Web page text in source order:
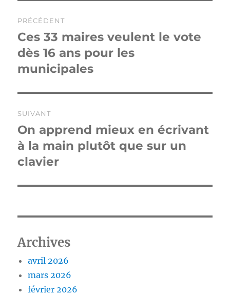
de
l’article
PRÉCÉDENT
Publication
précédente :
Ces 33 maires veulent le vote
dès 16 ans pour les
municipales
SUIVANT
Publication
suivante :
On apprend mieux en écrivant
à la main plutôt que sur un
clavier
Archives
avril 2026
mars 2026
février 2026